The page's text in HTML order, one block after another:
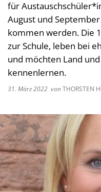
Kultur im
Öffnungszeiten
für
August und
kommen werden. Die
zur Schule, leben bei
und möchten Land
kennenlernen.
31. März 2022 vonTHORSTEN